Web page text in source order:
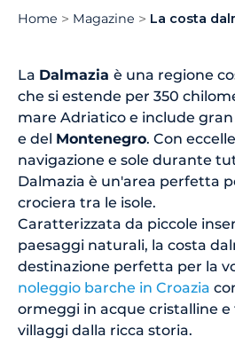
Home Magazine La costa
La Dalmazia è una regione
che si estende per 350
mare Adriatico e include
e del Montenegro. Con
navigazione e sole durante
Dalmazia è un'area perfetta
crociera tra le isole.
Caratterizzata da piccole
paesaggi naturali, la costa
destinazione perfetta per la
noleggio barche in Croazia
ormeggi in acque cristalline
villaggi dalla ricca storia.